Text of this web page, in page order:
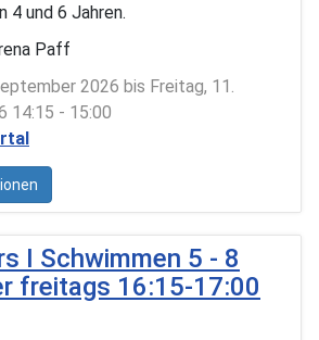
4 und 6 Jahren.
Paff
2026 bis Freitag, 11.
14:15 - 15:00
I Schwimmen 5 - 8
freitags 16:15-17:00